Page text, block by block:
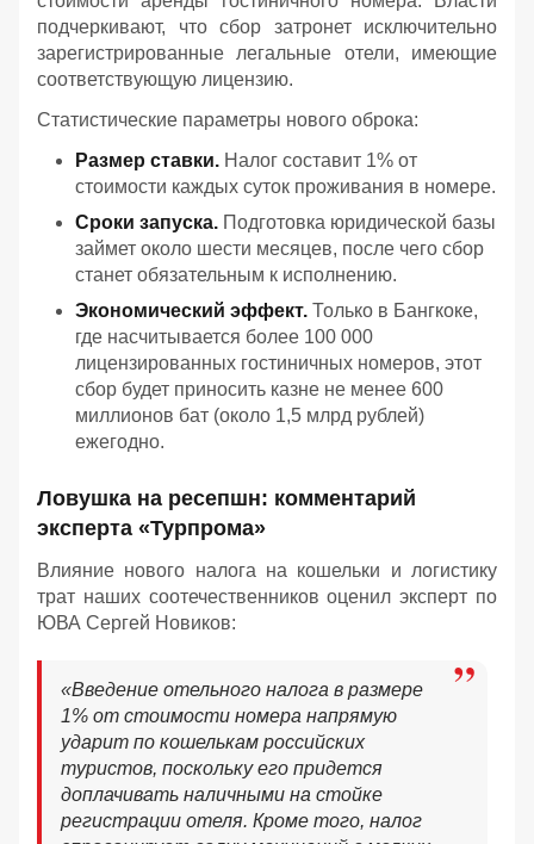
подчеркивают, что сбор затронет исключительно
зарегистрированные легальные отели, имеющие
соответствующую лицензию.
Статистические параметры нового оброка:
Размер ставки. Налог составит 1% от
стоимости каждых суток проживания в номере.
Сроки запуска. Подготовка юридической базы
займет около шести месяцев, после чего сбор
станет обязательным к исполнению.
Экономический эффект. Только в Бангкоке,
где насчитывается более 100 000
лицензированных гостиничных номеров, этот
сбор будет приносить казне не менее 600
миллионов бат (около 1,5 млрд рублей)
ежегодно.
Ловушка на ресепшн: комментарий
эксперта «Турпрома»
Влияние нового налога на кошельки и логистику
трат наших соотечественников оценил эксперт по
ЮВА Сергей Новиков:
«Введение отельного налога в размере
1% от стоимости номера напрямую
ударит по кошелькам российских
туристов, поскольку его придется
доплачивать наличными на стойке
регистрации отеля. Кроме того, налог